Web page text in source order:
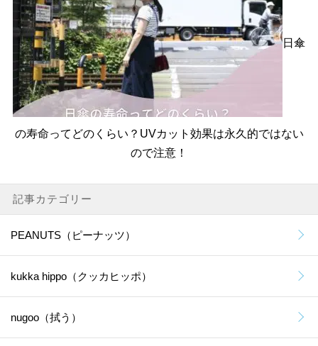
日傘
の寿命ってどのくらい？UVカット効果は永久的ではない
ので注意！
記事カテゴリー
PEANUTS（ピーナッツ）
kukka hippo（クッカヒッポ）
nugoo（拭う）